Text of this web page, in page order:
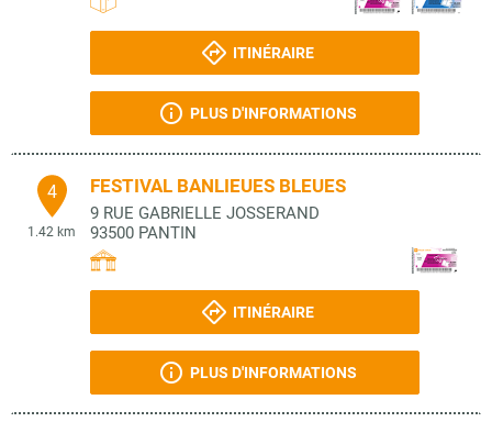
ITINÉRAIRE
PLUS D'INFORMATIONS
4
1.42 km
FESTIVAL BANLIEUES BLEUES
9 RUE GABRIELLE JOSSERAND
93500 PANTIN
ITINÉRAIRE
PLUS D'INFORMATIONS